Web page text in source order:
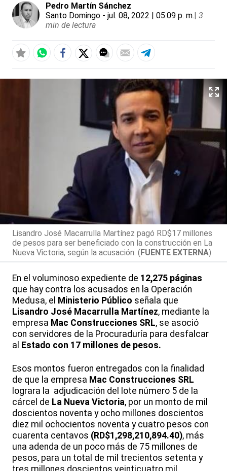
Pedro Martín Sánchez
Santo Domingo - jul. 08, 2022 | 05:09 p. m.| 3
min de lectura
Lisandro José Macarrulla Martínez pagó RD$17 millones
de pesos para ser beneficiado con la construcción en La
Nueva Victoria, según la acusación. (FUENTE EXTERNA)
En el voluminoso expediente de 12,275 páginas
que hay contra los acusados en la Operación
Medusa, el Ministerio Público señala que
Lisandro José Macarrulla Martínez, mediante la
empresa Mac Construcciones SRL, se asoció
con servidores de la Procuraduría para desfalcar
al Estado con 17 millones de pesos.
Esos montos fueron entregados con la finalidad
de que la empresa Mac Construcciones SRL
lograra la adjudicación del lote número 5 de la
cárcel de La Nueva Victoria, por un monto de mil
doscientos noventa y ocho millones doscientos
diez mil ochocientos noventa y cuatro pesos con
cuarenta centavos (RD$1,298,210,894.40), más
una adenda de un poco más de 75 millones de
pesos, para un total de mil trecientos setenta y